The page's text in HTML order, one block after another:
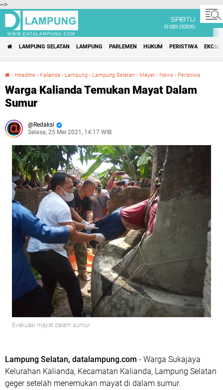
-->
SABTU
8 08 2026
LAMPUNG SELATAN LAMPUNG PARLEMEN HUKUM PERISTIWA
› Headline › Kalianda › Lampung › Lampung Selatan › Mayat › News › Peristiwa
Warga Kalianda Temukan Mayat Dalam
Sumur
Redaksi
Selasa, 25 Mei 2021, 14:17 WIB
Evakuasi mayat dalam sumur
Lampung Selatan, datalampung.com - Warga Sukajaya
Kelurahan Kalianda, Kecamatan Kalianda, Lampung Selatan
geger setelah menemukan mayat di dalam sumur.